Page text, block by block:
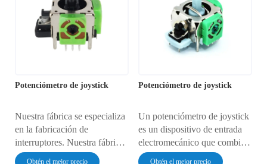
Potenciómetro de joystick
Nuestra fábrica se especializa
en la fabricación de
interruptores. Nuestra fábrica
ofrece precios muy
Obtén el mejor precio
Potenciómetro de joystick
Un potenciómetro de joystick
es un dispositivo de entrada
electromecánico que combina
una palanca de control
Obtén el mejor precio